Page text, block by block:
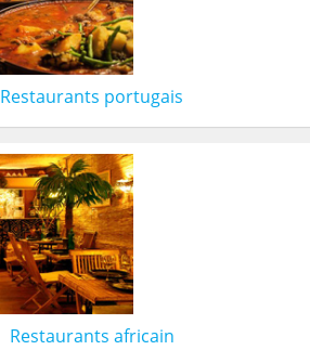
Restaurants portugais
Restaurants africain